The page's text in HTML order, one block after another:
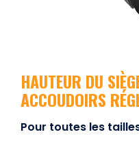
HAUTEUR DU
ACCOUDOIRS
Pour toutes les